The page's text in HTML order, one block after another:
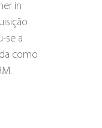
in
se a
como